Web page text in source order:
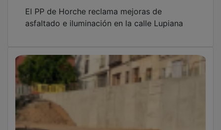
El PP critica la modificación de crédito de